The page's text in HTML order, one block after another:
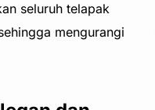
seluruh telapak
mengurangi